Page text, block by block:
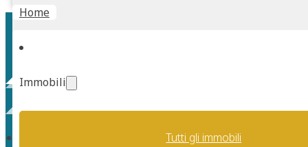
Home
Immobili
Tutti gli immobili
Spiaggia di Cann’e Sisa